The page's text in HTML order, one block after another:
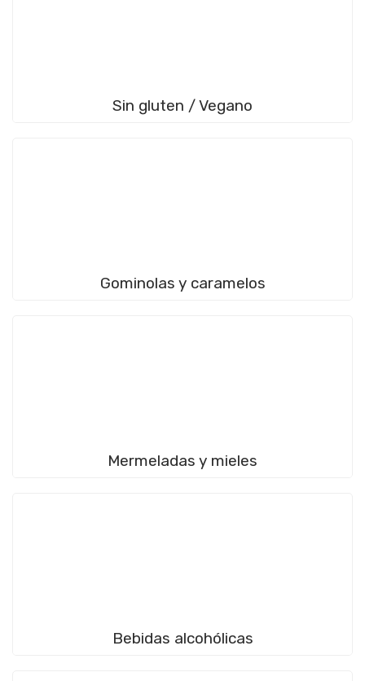
Sin gluten / Vegano
Gominolas y caramelos
Mermeladas y mieles
Bebidas alcohólicas